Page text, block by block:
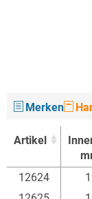
Merken
Artikel
Artikel
12624